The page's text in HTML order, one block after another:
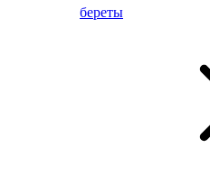
береты